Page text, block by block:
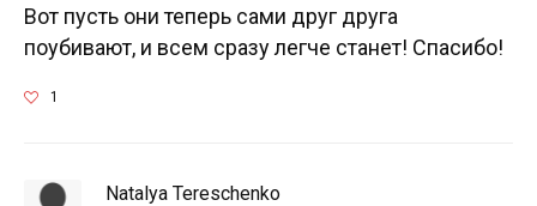
Вот пусть они теперь сами друг друга
поубивают, и всем сразу легче станет! Спасибо!
1
Natalya Tereschenko